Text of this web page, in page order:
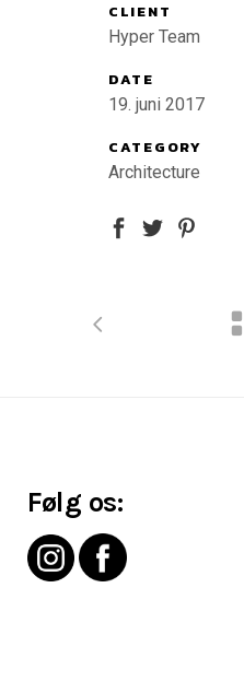
CLIENT
Hyper Team
DATE
19. juni 2017
CATEGORY
Architecture
Følg os: